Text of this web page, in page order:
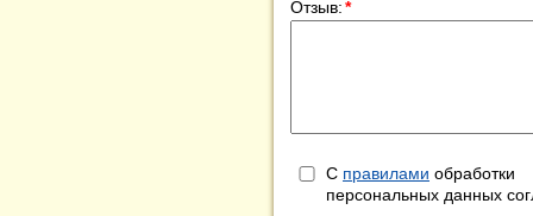
Отзыв:*
С правилами обработки
персональных данных